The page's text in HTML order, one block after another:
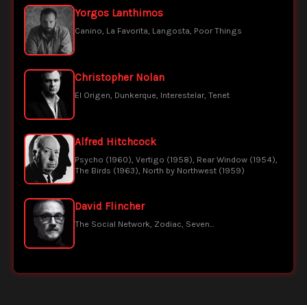
Yorgos Lanthimos
Canino, La Favorita, Langosta, Poor Things
Christopher Nolan
El Origen, Dunkerque, Interestelar, Tenet
Alfred Hitchcock
Psycho (1960), Vertigo (1958), Rear Window (1954),
The Birds (1963), North by Northwest (1959)
David Flincher
The Social Network, Zodiac, Seven...